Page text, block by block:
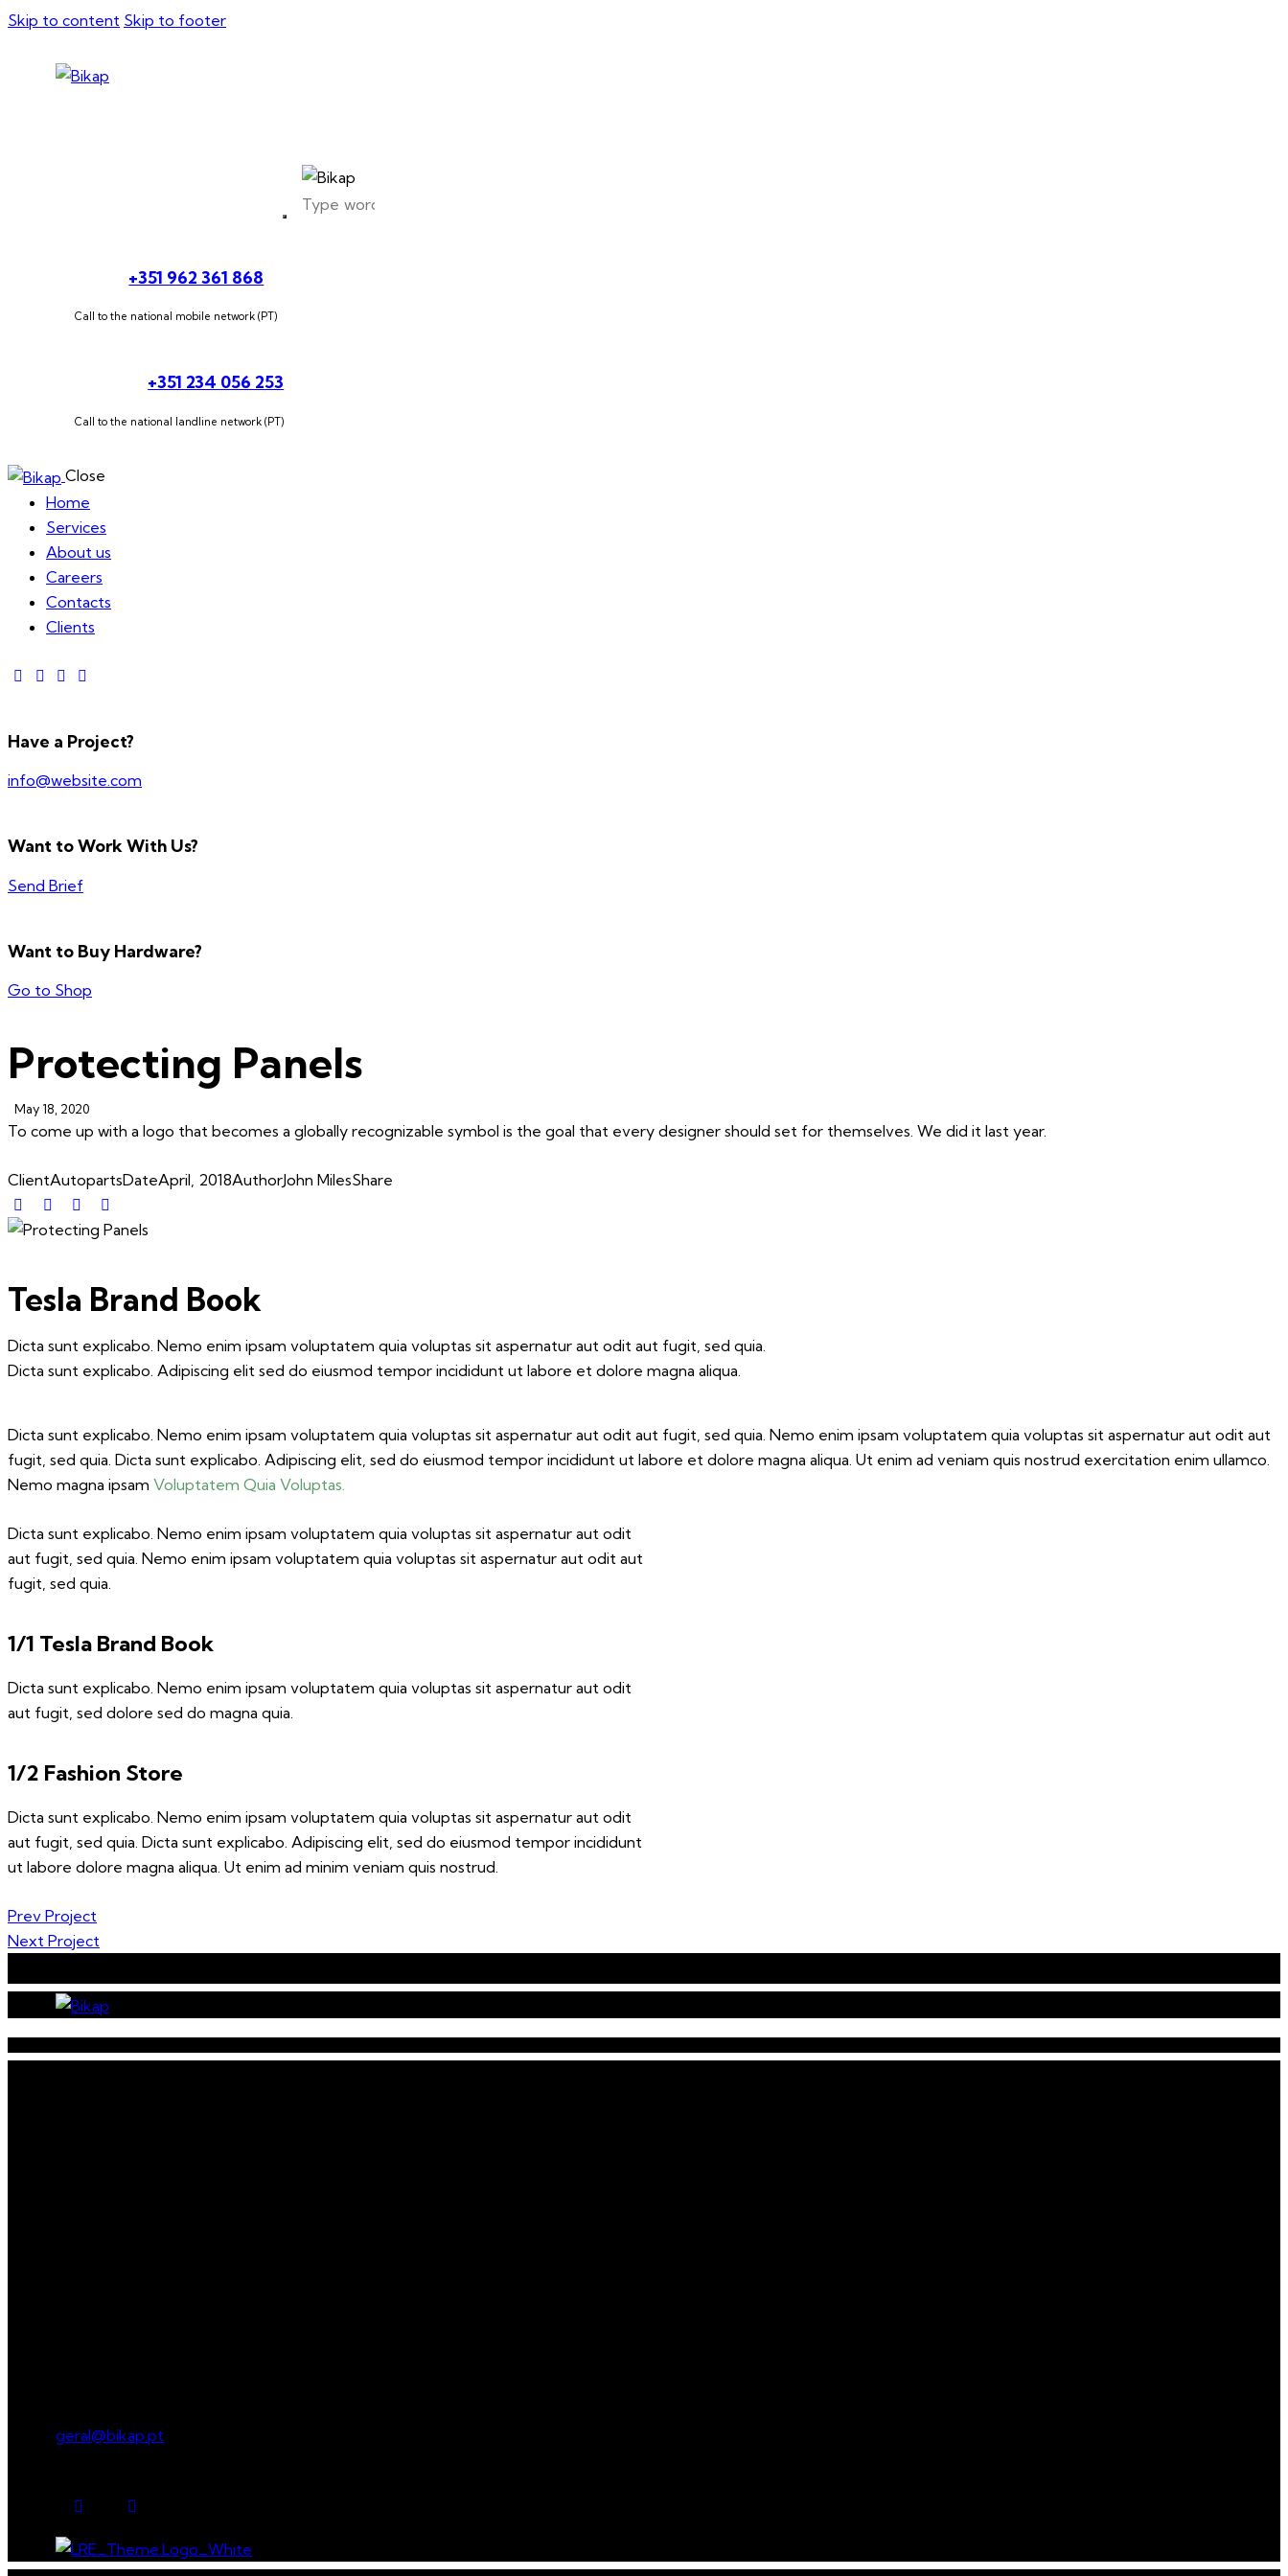
Skip to content Skip to footer
+351 962 361 868
Call to the national mobile network (PT)
+351 234 056 253
Call to the national landline network (PT)
Close
Home
Services
About us
Careers
Contacts
Clients
Have a Project?
info@website.com
Want to Work With Us?
Send Brief
Want to Buy Hardware?
Go to Shop
Protecting Panels
May 18, 2020
To come up with a logo that becomes a globally recognizable symbol is the goal that every designer should set for themselves. We did it last year.
ClientAutopartsDateApril, 2018AuthorJohn MilesShare
Tesla Brand Book
Dicta sunt explicabo. Nemo enim ipsam voluptatem quia voluptas sit aspernatur aut odit aut fugit, sed quia.
Dicta sunt explicabo. Adipiscing elit sed do eiusmod tempor incididunt ut labore et dolore magna aliqua.
Dicta sunt explicabo. Nemo enim ipsam voluptatem quia voluptas sit aspernatur aut odit aut fugit, sed quia. Nemo enim ipsam voluptatem quia voluptas sit aspernatur aut odit aut
fugit, sed quia. Dicta sunt explicabo. Adipiscing elit, sed do eiusmod tempor incididunt ut labore et dolore magna aliqua. Ut enim ad veniam quis nostrud exercitation enim ullamco.
Nemo magna ipsam Voluptatem Quia Voluptas.
Dicta sunt explicabo. Nemo enim ipsam voluptatem quia voluptas sit aspernatur aut odit
aut fugit, sed quia. Nemo enim ipsam voluptatem quia voluptas sit aspernatur aut odit aut
fugit, sed quia.
1/1 Tesla Brand Book
Dicta sunt explicabo. Nemo enim ipsam voluptatem quia voluptas sit aspernatur aut odit
aut fugit, sed dolore sed do magna quia.
1/2 Fashion Store
Dicta sunt explicabo. Nemo enim ipsam voluptatem quia voluptas sit aspernatur aut odit
aut fugit, sed quia. Dicta sunt explicabo. Adipiscing elit, sed do eiusmod tempor incididunt
ut labore dolore magna aliqua. Ut enim ad minim veniam quis nostrud.
Post
navigation
Prev Project
Next Project
geral@bikap.pt